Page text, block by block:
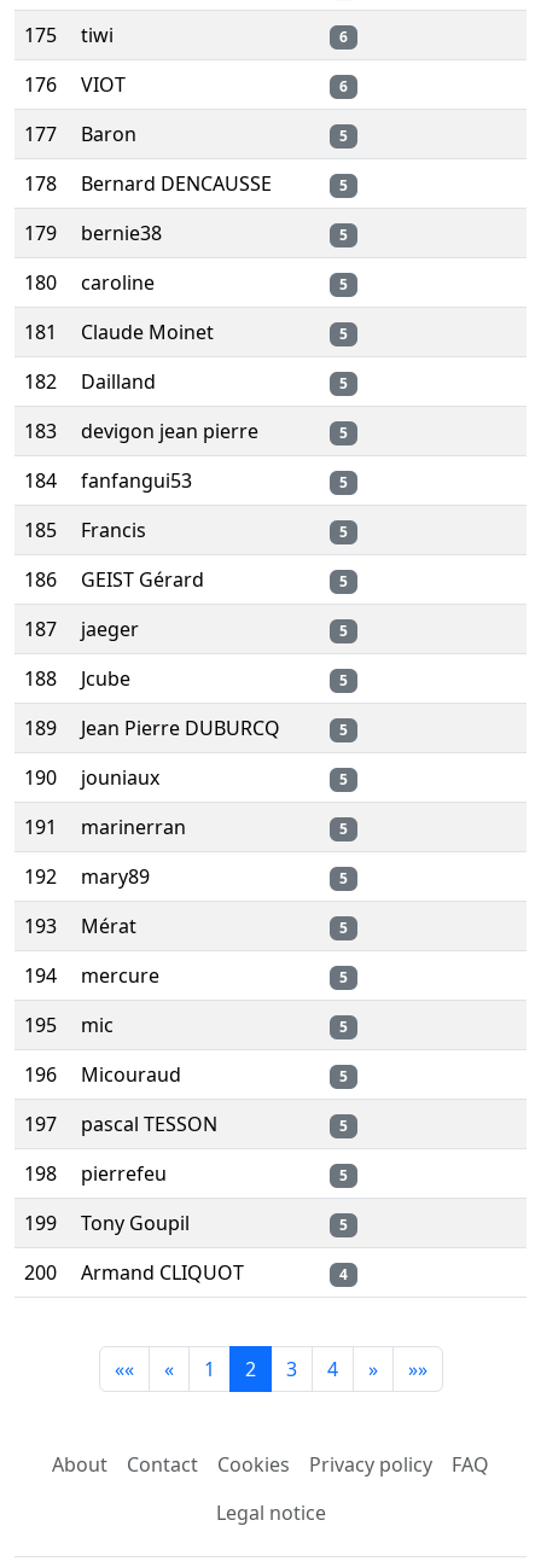
175 tiwi 6
176 VIOT 6
177 Baron 5
178 Bernard DENCAUSSE 5
179 bernie38 5
180 caroline 5
181 Claude Moinet 5
182 Dailland 5
183 devigon jean pierre 5
184 fanfangui53 5
185 Francis 5
186 GEIST Gérard 5
187 jaeger 5
188 Jcube 5
189 Jean Pierre DUBURCQ 5
190 jouniaux 5
191 marinerran 5
192 mary89 5
193 Mérat 5
194 mercure 5
195 mic 5
196 Micouraud 5
197 pascal TESSON 5
198 pierrefeu 5
199 Tony Goupil 5
200 Armand CLIQUOT 4
«« « 1 2 3 4 » »»
About Contact Cookies Privacy policy
FAQ
Legal notice